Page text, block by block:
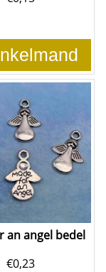
an angel bedel
€0,23